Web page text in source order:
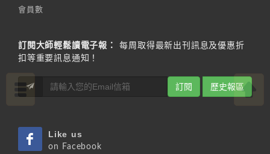
會員數
訂閱大師輕鬆讀電子報：
每周取得最新出刊訊息及優惠折
扣等重要訊息通知！
訂閱 歷史報區
Like us
on Facebook